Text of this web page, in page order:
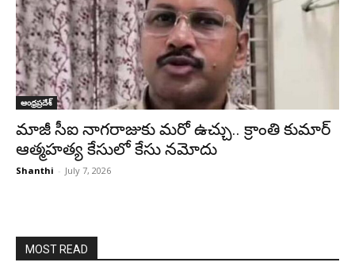
ఆంధ్రప్రదేశ్
మాజీ సీఐ నాగరాజుకు మరో ఉచ్చు.. క్రాంతి కుమార్
ఆత్మహత్య కేసులో కేసు నమోదు
Shanthi - July 7, 2026
MOST READ